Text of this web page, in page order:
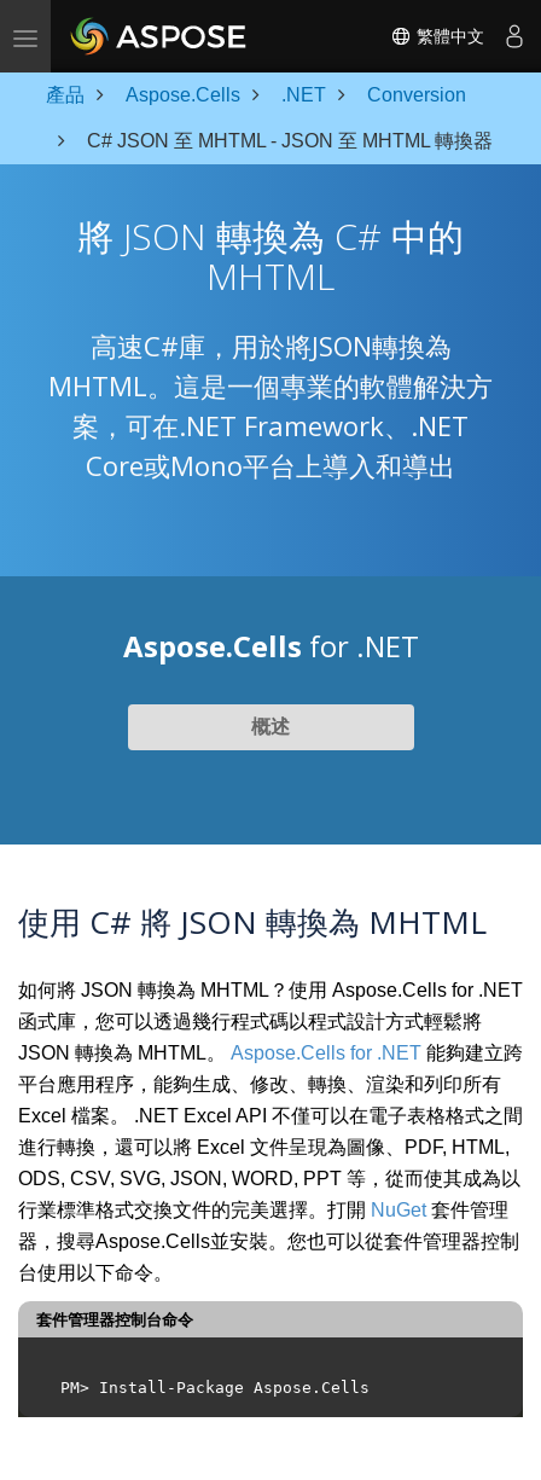
Toggle navigation 繁體中文
產品 Aspose.Cells .NET Conversion
C# JSON 至 MHTML - JSON 至 MHTML 轉換器
將 JSON 轉換為 C# 中的
MHTML
高速C#庫，用於將JSON轉換為
MHTML。這是一個專業的軟體解決方
案，可在.NET Framework、.NET
Core或Mono平台上導入和導出
Aspose.Cells for .NET
概述
使用 C# 將 JSON 轉換為 MHTML
如何將 JSON 轉換為 MHTML？使用 Aspose.Cells for .NET
函式庫，您可以透過幾行程式碼以程式設計方式輕鬆將
JSON 轉換為 MHTML。 Aspose.Cells for .NET 能夠建立跨
平台應用程序，能夠生成、修改、轉換、渲染和列印所有
Excel 檔案。 .NET Excel API 不僅可以在電子表格格式之間
進行轉換，還可以將 Excel 文件呈現為圖像、PDF, HTML,
ODS, CSV, SVG, JSON, WORD, PPT 等，從而使其成為以
行業標準格式交換文件的完美選擇。打開 NuGet套件管理
器，搜尋Aspose.Cells並安裝。您也可以從套件管理器控制
台使用以下命令。
套件管理器控制台命令